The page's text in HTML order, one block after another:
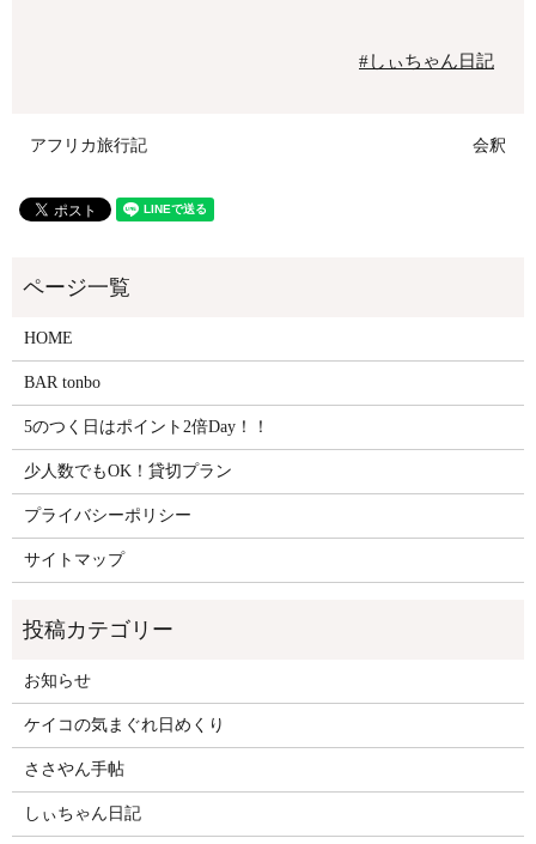
#しぃちゃん日記
アフリカ旅行記 会釈
HOME
BAR tonbo
5のつく日はポイント2倍Day！！
少人数でもOK！貸切プラン
プライバシーポリシー
サイトマップ
お知らせ
ケイコの気まぐれ日めくり
ささやん手帖
しぃちゃん日記